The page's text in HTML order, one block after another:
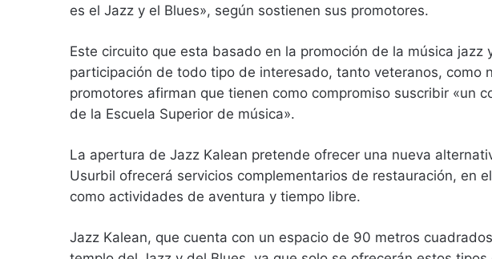
es el Jazz y el Blues», según sostienen sus promotores.
Este circuito que esta basado en la promoción de la música jazz
participación de todo tipo de interesado, tanto veteranos, como
promotores afirman que tienen como compromiso suscribir «un
de la Escuela Superior de música».
La apertura de Jazz Kalean pretende ofrecer una nueva
Usurbil ofrecerá servicios complementarios de restauración, en
como actividades de aventura y tiempo libre.
Jazz Kalean, que cuenta con un espacio de 90 metros